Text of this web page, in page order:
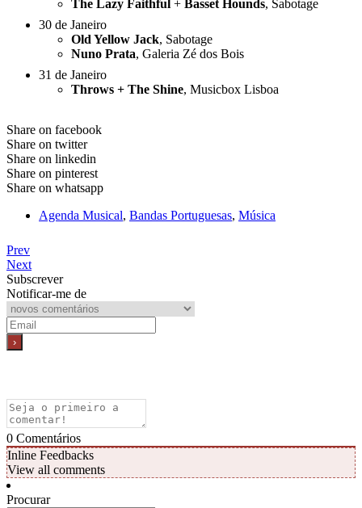
The Lazy Faithful + Basset Hounds, Sabotage
30 de Janeiro
Old Yellow Jack, Sabotage
Nuno Prata, Galeria Zé dos Bois
31 de Janeiro
Throws + The Shine, Musicbox Lisboa
Share on facebook
Share on twitter
Share on linkedin
Share on pinterest
Share on whatsapp
Agenda Musical, Bandas Portuguesas, Música
Prev
Next
Subscrever
Notificar-me de
0 Comentários
Inline Feedbacks
View all comments
Procurar